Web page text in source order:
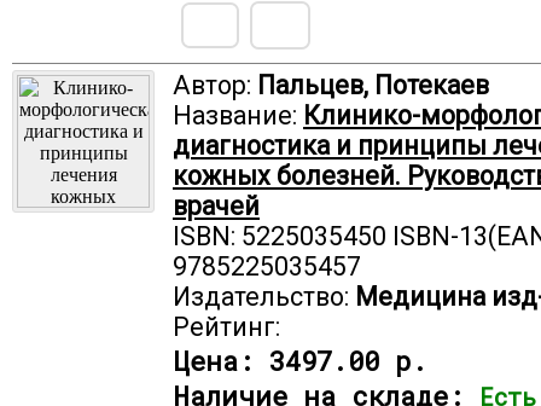
Автор: Пальцев, Потекаев
Название: Клинико-
диагностика и принципы
кожных болезней.
врачей
ISBN: 5225035450 ISBN-
9785225035457
Издательство: Медицина
Рейтинг:
Цена: 3497.00 р.
Наличие на складе: